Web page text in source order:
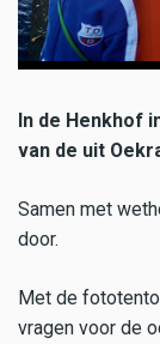
In de Henkhof
van de uit
Samen met
door.
Met de
vragen voor de